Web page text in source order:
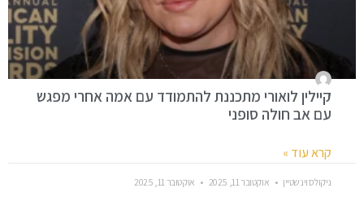
קיילין לואורי מתכננת להתמודד עם אמה אחרי מפגש
עם אב חולה סופני
קרא עוד »
ניקולס וינשטיין אוקטובר 11, 2025 אוקטובר 11, 2025